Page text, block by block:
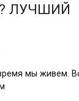
ЛУЧШИЙ
мы живем.